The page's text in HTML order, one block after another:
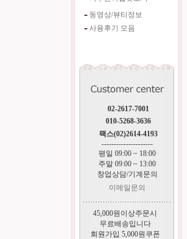
동영상/뷰티정보
사용후기 모음
02-2617-7001
010-5268-3636
팩스(02)2614-4193
---------------------
평일 09:00 ~ 18:00
주말 09:00 ~ 13:00
창업상담/기계문의
이메일문의
45,000원이상주문시
무료배송입니다
회원가입 5,000원쿠폰